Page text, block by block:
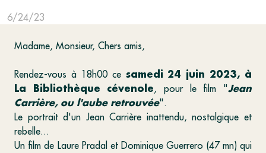
6/24/23
Madame, Monsieur, Chers amis,
Rendez-vous à 18h00 ce samedi 24 juin 2023, à
La Bibliothèque cévenole, pour le film "Jean
Carrière, ou l'aube retrouvée".
Le portrait d'un Jean Carrière inattendu, nostalgique et
rebelle...
Un film de Laure Pradal et Dominique Guerrero (47 mn) qui